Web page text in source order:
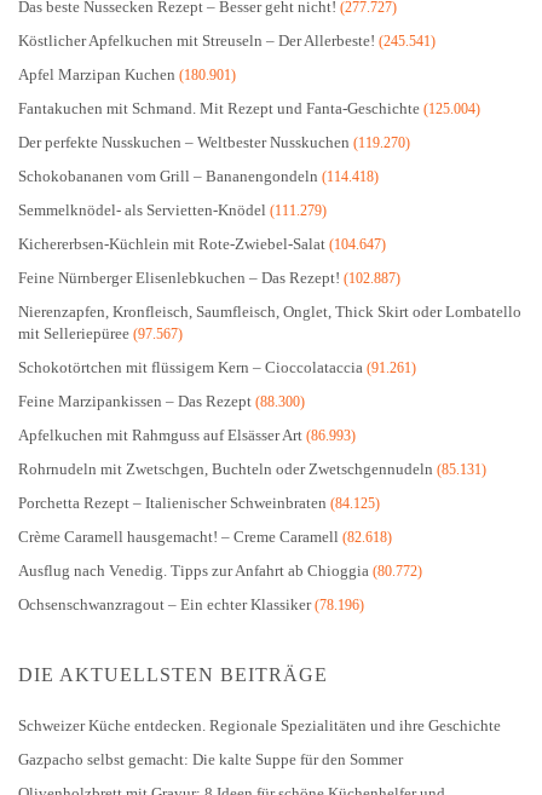
Das beste Nussecken Rezept – Besser geht nicht! (277.727)
Köstlicher Apfelkuchen mit Streuseln – Der Allerbeste! (245.541)
Apfel Marzipan Kuchen (180.901)
Fantakuchen mit Schmand. Mit Rezept und Fanta-Geschichte (125.004)
Der perfekte Nusskuchen – Weltbester Nusskuchen (119.270)
Schokobananen vom Grill – Bananengondeln (114.418)
Semmelknödel- als Servietten-Knödel (111.279)
Kichererbsen-Küchlein mit Rote-Zwiebel-Salat (104.647)
Feine Nürnberger Elisenlebkuchen – Das Rezept! (102.887)
Nierenzapfen, Kronfleisch, Saumfleisch, Onglet, Thick Skirt oder Lombatello
mit Selleriepüree (97.567)
Schokotörtchen mit flüssigem Kern – Cioccolataccia (91.261)
Feine Marzipankissen – Das Rezept (88.300)
Apfelkuchen mit Rahmguss auf Elsässer Art (86.993)
Rohrnudeln mit Zwetschgen, Buchteln oder Zwetschgennudeln (85.131)
Porchetta Rezept – Italienischer Schweinbraten (84.125)
Crème Caramell hausgemacht! – Creme Caramell (82.618)
Ausflug nach Venedig. Tipps zur Anfahrt ab Chioggia (80.772)
Ochsenschwanzragout – Ein echter Klassiker(78.196)
DIE AKTUELLSTEN BEITRÄGE
Schweizer Küche entdecken. Regionale Spezialitäten und ihre Geschichte
Gazpacho selbst gemacht: Die kalte Suppe für den Sommer